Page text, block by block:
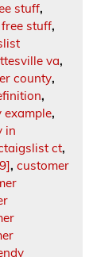
stuff,
stuff,
va,
county,
,
example,
in
ct,
, customer